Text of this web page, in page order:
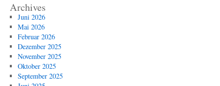
Archives
Juni 2026
Mai 2026
Februar 2026
Dezember 2025
November 2025
Oktober 2025
September 2025